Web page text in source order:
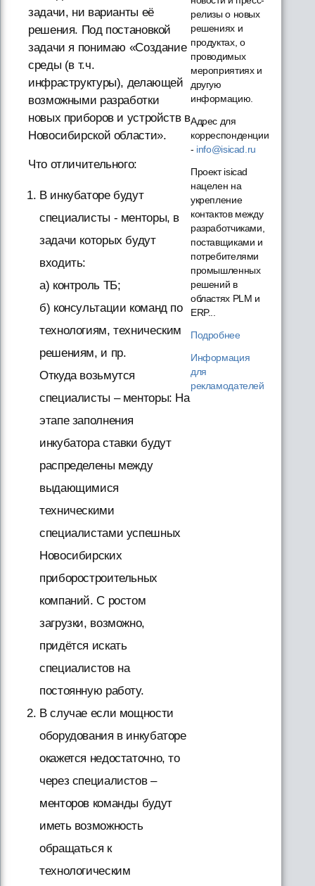
задачи, ни варианты её
решения. Под постановкой
задачи я понимаю «Создание
среды (в т.ч.
инфраструктуры), делающей
возможными разработки
новых приборов и устройств в
Новосибирской области».
Что отличительного:
В инкубаторе будут
специалисты - менторы, в
задачи которых будут
входить:
а) контроль ТБ;
б) консультации команд по
технологиям, техническим
решениям, и пр.
Откуда возьмутся
специалисты – менторы: На
этапе заполнения
инкубатора ставки будут
распределены между
выдающимися
техническими
специалистами успешных
Новосибирских
приборостроительных
компаний. С ростом
загрузки, возможно,
придётся искать
специалистов на
постоянную работу.
В случае если мощности
оборудования в инкубаторе
окажется недостаточно, то
через специалистов –
менторов команды будут
иметь возможность
обращаться к
технологическим
релизы о новых
решениях и
продуктах, о
проводимых
мероприятиях и
другую
информацию.
Адрес для
корреспонденции
- info@isicad.ru
Проект isicad
нацелен на
укрепление
контактов между
разработчиками,
поставщиками и
потребителями
промышленных
решений в
областях PLM и
ERP...
Подробнее
Информация
для
рекламодателей